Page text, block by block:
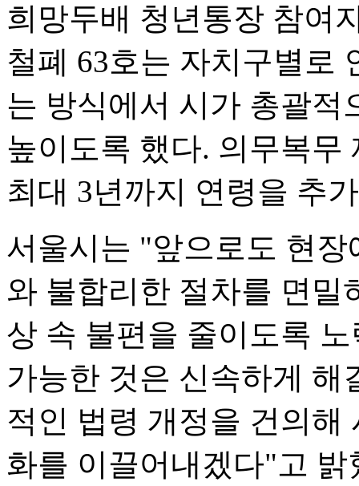
희망두배 청년통장 참여
철폐 63호는 자치구별로
는 방식에서 시가 총괄적
높이도록 했다. 의무복무
최대 3년까지 연령을 추
서울시는 "앞으로도 현
와 불합리한 절차를 면밀
상 속 불편을 줄이도록
가능한 것은 신속하게 해
적인 법령 개정을 건의해
화를 이끌어내겠다"고 밝